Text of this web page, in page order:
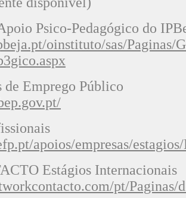
Psico-Pedagógico do
oinstituto/sas/Paginas/
de Emprego Público
apoios/empresas/
Estágios Internacionais
pt/Paginas/